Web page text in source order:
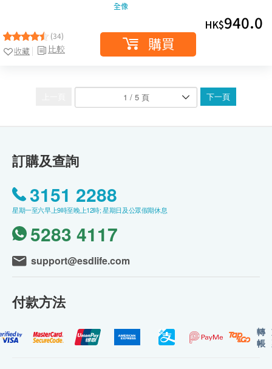
(34)
比較
收藏
全像
HK$940.0
購買
下一頁
訂購及查詢
3151 2288
星期一至六早上9時至晚上12時; 星期日及公眾假期休息
5283 4117
support@esdlife.com
付款方法
轉
帳